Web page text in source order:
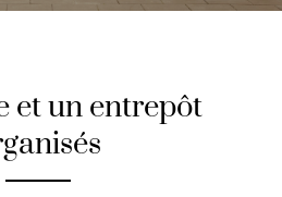
et un entrepôt